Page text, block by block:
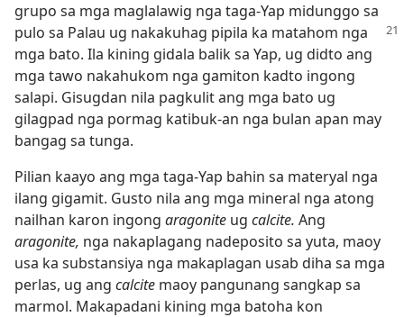
grupo sa mga maglalawig nga taga-Yap midunggo sa
pulo sa Palau ug nakakuhag pipila ka matahom nga
mga bato. Ila kining gidala balik sa Yap, ug didto ang
mga tawo nakahukom nga gamiton kadto ingong
salapi. Gisugdan nila pagkulit ang mga bato ug
gilagpad nga pormag katibuk-an nga bulan apan may
bangag sa tunga.
Pilian kaayo ang mga taga-Yap bahin sa materyal nga
ilang gigamit. Gusto nila ang mga mineral nga atong
nailhan karon ingong aragonite ug calcite. Ang
aragonite, nga nakaplagang nadeposito sa yuta, maoy
usa ka substansiya nga makaplagan usab diha sa mga
perlas, ug ang calcite maoy pangunang sangkap sa
marmol. Makapadani kining mga batoha kon